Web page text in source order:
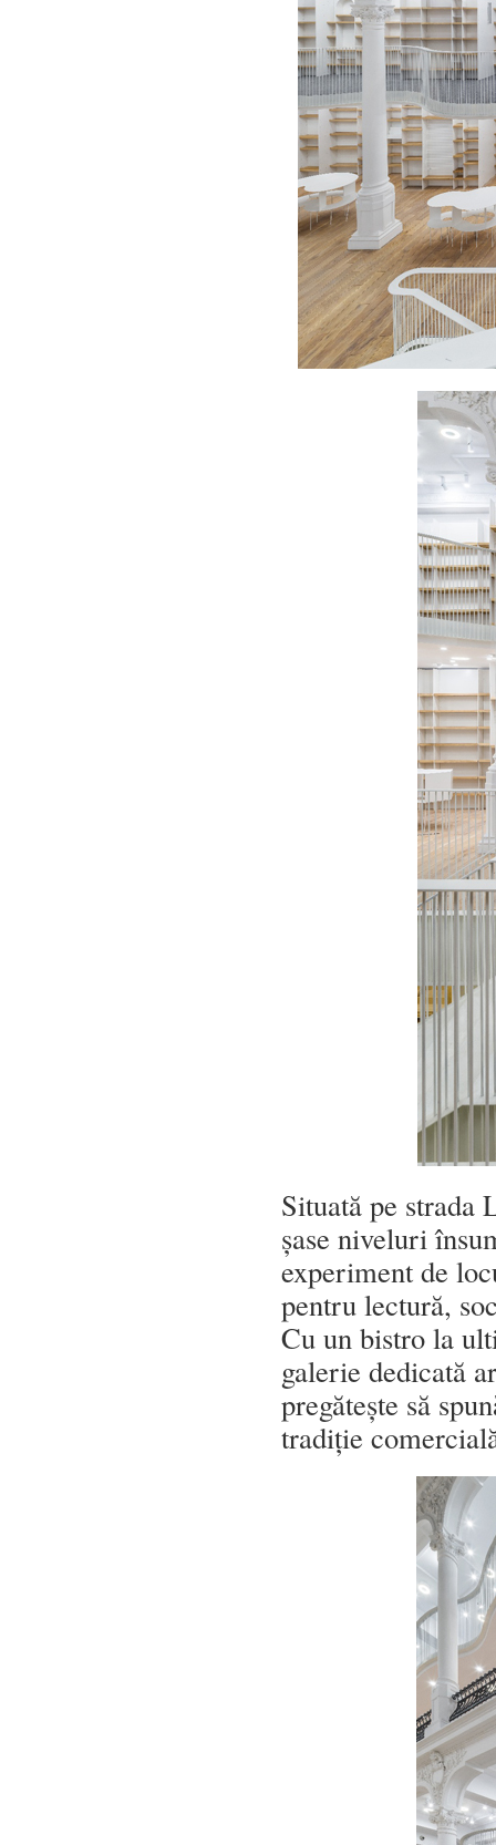
Situată pe strada
șase niveluri
experiment de
pentru lectură,
Cu un bistro la
galerie dedicată
pregătește să
tradiție